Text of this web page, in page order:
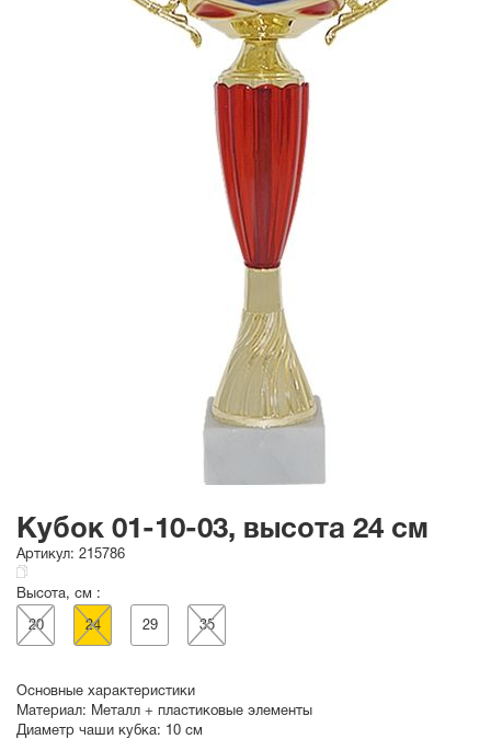
Кубок 01-10-03, высота 24 см
Артикул: 215786
Высота, см :
20 24 29 35
Основные характеристики
Материал: Металл + пластиковые элементы
Диаметр чаши кубка: 10 см